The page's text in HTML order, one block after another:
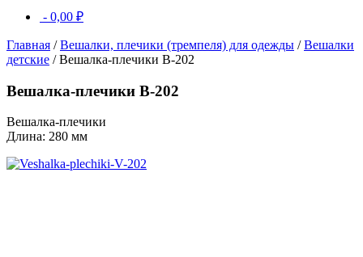
- 0,00 ₽
Главная /Вешалки, плечики (тремпеля) для одежды /Вешалки
детские / Вешалка-плечики В-202
Вешалка-плечики В-202
Вешалка-плечики
Длина: 280 мм